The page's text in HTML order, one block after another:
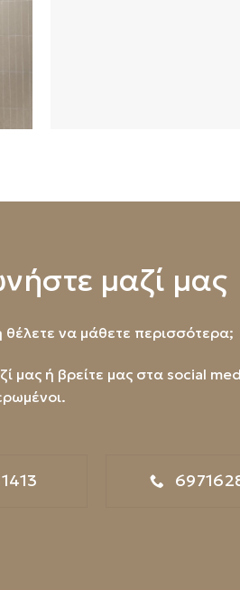
μαζί μας
θέλετε να μάθετε περισσότερα;
μας ή βρείτε μας στα social